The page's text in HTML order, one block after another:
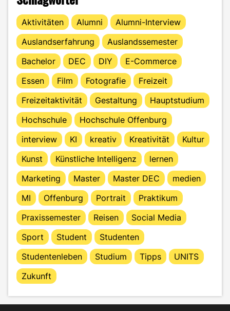
Aktivitäten Alumni
Alumni-Interview
Auslandserfahrung
Auslandssemester
Bachelor
DEC DIY
E-Commerce
Essen
Film Fotografie
Freizeit
Freizeitaktivität
Gestaltung
Hauptstudium
Hochschule
Hochschule Offenburg
interview
KI kreativ Kreativität
Kultur
Kunst
Künstliche Intelligenz
lernen
Marketing
Master Master DEC
medien
MI
Offenburg Portrait
Praktikum
Praxissemester
Reisen
Social Media
Sport
Student
Studenten
Studentenleben
Studium Tipps
UNITS
Zukunft